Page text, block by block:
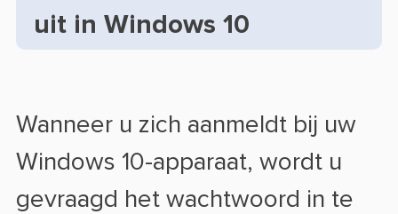
uit in Windows 10
Wanneer u zich aanmeldt bij uw
Windows 10-apparaat, wordt u
gevraagd het wachtwoord in te